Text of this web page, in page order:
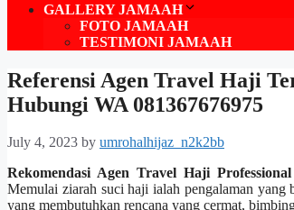
GALLERY JAMAAH
FOTO JAMAAH
TESTIMONI JAMAAH
Referensi Agen Travel Haji
Hubungi WA 081367676975
July 4, 2023 by umrohalhijaz_n2k2bb
Rekomendasi Agen Travel Haji
Memulai ziarah suci haji ialah pengalaman
yang membutuhkan rencana yang cermat,